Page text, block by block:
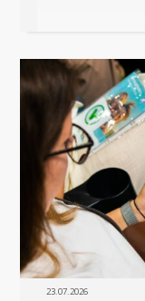
23.07.2026